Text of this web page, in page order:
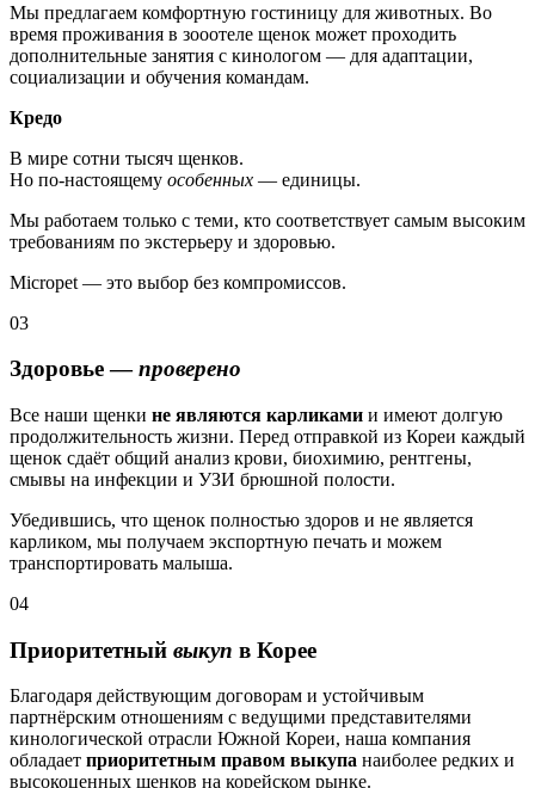
Мы предлагаем комфортную гостиницу для животных. Во
время проживания в зооотеле щенок может проходить
дополнительные занятия с кинологом — для адаптации,
социализации и обучения командам.
Кредо
В мире сотни тысяч щенков.
Но по-настоящему особенных — единицы.
Мы работаем только с теми, кто соответствует самым высоким
требованиям по экстерьеру и здоровью.
Micropet — это выбор без компромиссов.
03
Здоровье —проверено
Все наши щенки не являются карликами и имеют долгую
продолжительность жизни. Перед отправкой из Кореи каждый
щенок сдаёт общий анализ крови, биохимию, рентгены,
смывы на инфекции и УЗИ брюшной полости.
Убедившись, что щенок полностью здоров и не является
карликом, мы получаем экспортную печать и можем
транспортировать малыша.
04
Приоритетный выкуп в Корее
Благодаря действующим договорам и устойчивым
партнёрским отношениям с ведущими представителями
кинологической отрасли Южной Кореи, наша компания
обладает приоритетным правом выкупа наиболее редких и
высокоценных щенков на корейском рынке.